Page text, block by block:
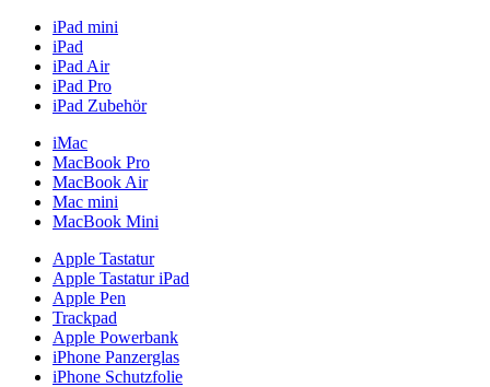
iPad mini
iPad
iPad Air
iPad Pro
iPad Zubehör
iMac
MacBook Pro
MacBook Air
Mac mini
MacBook Mini
Apple Tastatur
Apple Tastatur iPad
Apple Pen
Trackpad
Apple Powerbank
iPhone Panzerglas
iPhone Schutzfolie